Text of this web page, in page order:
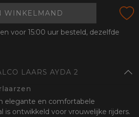
WINKELMAND
voor 15:00 uur besteld, dezelfde
LAARS AYDA 2
elegante en comfortabele
is ontwikkeld voor vrouwelijke rijders.